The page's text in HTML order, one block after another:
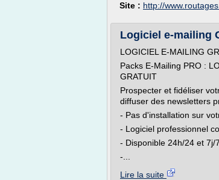
Site : http://
Logiciel e-mailing
LOGICIEL E-MAILING
Packs E-Mailing PRO :
GRATUIT
Prospecter et fidéliser
diffuser des newsletters
- Pas d'installation sur
- Logiciel professionnel
- Disponible 24h/24 et 7j/7,
-...
Lire la suite